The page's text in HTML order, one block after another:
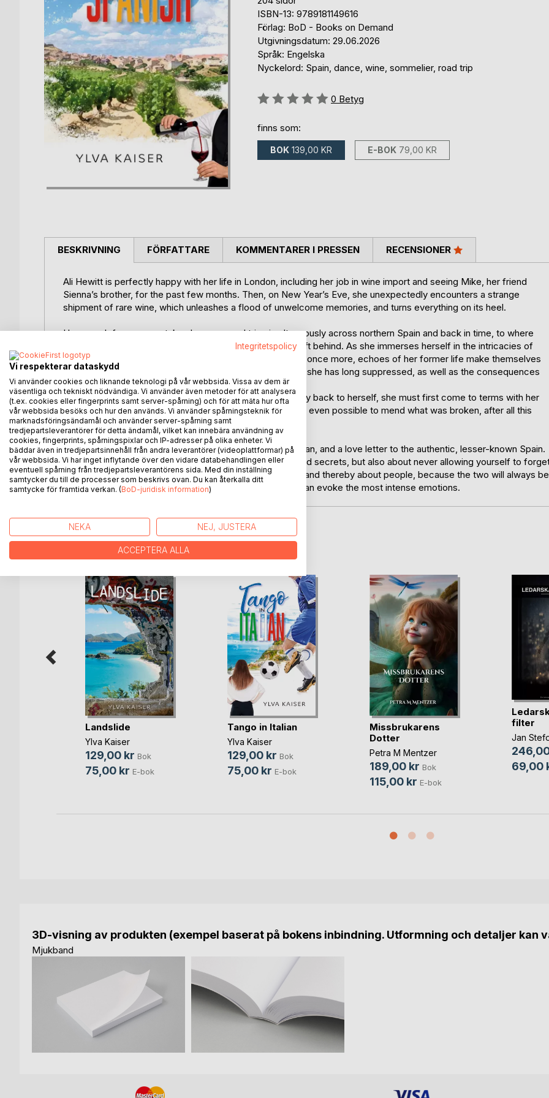
ISBN-13: 9789181149616
Förlag: BoD - Books on Demand
Utgivningsdatum: 29.06.2026
Språk: Engelska
Nyckelord: Spain, dance, wine, sommelier, road trip
Betyg::
0 Betyg
finns som:
BOK 139,00 KR E-BOK 79,00 KR
BESKRIVNING
Ali Hewitt is perfectly happy with her life in London, including her job in wine import and seeing Mike, her friend
Sienna’s brother, for the past few months. Then, on New Year’s Eve, she unexpectedly encounters a strange
shipment of rare wine, which unleashes a flood of unwelcome memories, and turns everything on its heel.
Her search for answers takes her on a road trip simultaneously across northern Spain and back in time, to where
everything started ten years earlier, and the people she left behind. As she immerses herself in the intricacies of
Spanish winemaking and the country’s intoxicating culture once more, echoes of her former life make themselves
known at every turn, and Ali is forced to confront feelings she has long suppressed, as well as the consequences
of her past actions.
Gradually, she begins to realise that in order to find her way back to herself, she must first come to terms with her
own decisions, and how they changed everything. But is it even possible to mend what was broken, after all this
time?
Terroir in Spanish is the standalone sequel to Tango in Italian, and a love letter to the authentic, lesser-known Spain.
It is a tale of passion, memories, broken dreams and buried secrets, but also about never allowing yourself to
who you truly are. More than that, it is a story about wine, and thereby about people, because the two will always be
intricately connected, the way even the subtlest flavour can evoke the most intense emotions.
FÖRFATTARE KOMMENTARER I PRESSEN RECENSIONER
ANDRA TITLAR HOSBoD
Landslide
Ylva Kaiser
129,00 kr Bok
75,00 kr E-bok
Tango in Italian
Ylva Kaiser
129,00 kr Bok
75,00 kr E-bok
Missbrukarens
Dotter
Petra M Mentzer
189,00 kr Bok
115,00 kr E-bok
filter
Jan
69,00
3D-visning av produkten (exempel baserat på bokens inbindning. Utformning och detaljer kan
Mjukband
Integritetspolicy
Vi respekterar dataskydd
Vi använder cookies och liknande teknologi på vår webbsida. Vissa av dem är
väsentliga och tekniskt nödvändiga. Vi använder även metoder för att analysera
(t.ex. cookies eller fingerprints samt server-spårning) och för att mäta hur ofta
vår webbsida besöks och hur den används. Vi använder spårningsteknik för
marknadsföringsändamål och använder server-spårning samt
tredjepartsleverantörer för detta ändamål, vilket kan innebära användning av
cookies, fingerprints, spårningspixlar och IP-adresser på olika enheter. Vi
bäddar även in tredjepartsinnehåll från andra leverantörer (videoplattformar) på
vår webbsida. Vi har inget inflytande över den vidare databehandlingen eller
eventuell spårning från tredjepartsleverantörens sida. Med din inställning
samtycker du till de processer som beskrivs ovan. Du kan återkalla ditt
samtycke för framtida verkan. (BoD-juridisk information)
NEKA NEJ, JUSTERA
ACCEPTERA ALLA